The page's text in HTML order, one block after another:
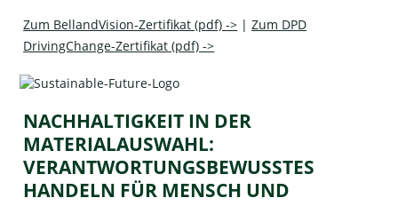
Zum BellandVision-Zertifikat (pdf) -> |Zum DPD
DrivingChange-Zertifikat (pdf) ->
NACHHALTIGKEIT IN DER
MATERIALAUSWAHL:
VERANTWORTUNGSBEWUSSTES
HANDELN FÜR MENSCH UND